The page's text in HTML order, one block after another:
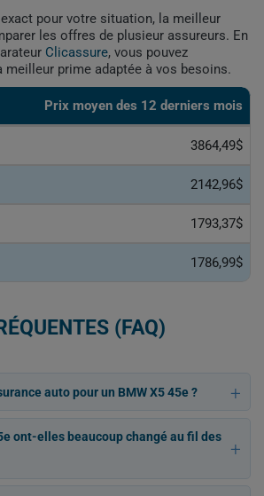
pour votre situation, la meilleur
les offres de plusieur assureurs. En
Clicassure, vous pouvez
prime adaptée à vos besoins.
Prix ​​moyen des 12 derniers mois
3864,49$
2142,96$
1793,37$
1786,99$
(FAQ)
auto pour un BMW X5 45e ?
ont-elles beaucoup changé au fil des